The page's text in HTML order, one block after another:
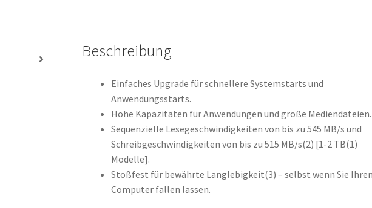
6
Gbit/s,
2,5"/7
mm,
Lese-/Schreibgeschwindigkeiten
von
bis
zu
545
MB/s
Beschreibung
Einfaches Upgrade für schnellere Systemstarts und
Anwendungsstarts.
Hohe Kapazitäten für Anwendungen und große Mediendateien.
Sequenzielle Lesegeschwindigkeiten von bis zu 545 MB/s und
Schreibgeschwindigkeiten von bis zu 515 MB/s(2) [1-2 TB(1)
Modelle].
Stoßfest für bewährte Langlebigkeit(3) – selbst wenn Sie Ihren
Computer fallen lassen.